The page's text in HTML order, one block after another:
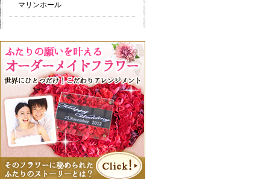
マリンホール